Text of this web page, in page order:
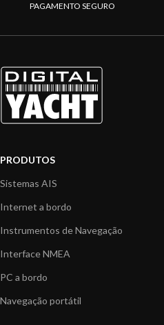
PAGAMENTO SEGURO
PRODUTOS
Sistemas AIS
Internet a bordo
Instrumentos de Navegação
Interface NMEA
PC a bordo
Navegação portátil